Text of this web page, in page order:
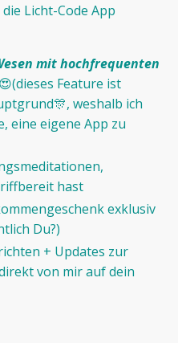
Licht-Code App
mit hochfrequenten
😍(dieses Feature ist
weshalb ich
eine eigene App zu
hast
exklusiv
Du?)
+ Updates zur
von mir auf dein